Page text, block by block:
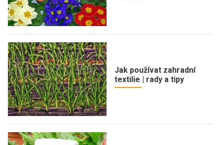
Jak používat zahradní
textilie | rady a tipy